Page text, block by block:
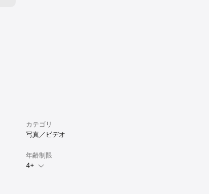
カテゴリ
写真／ビデオ
年齢制限
4+